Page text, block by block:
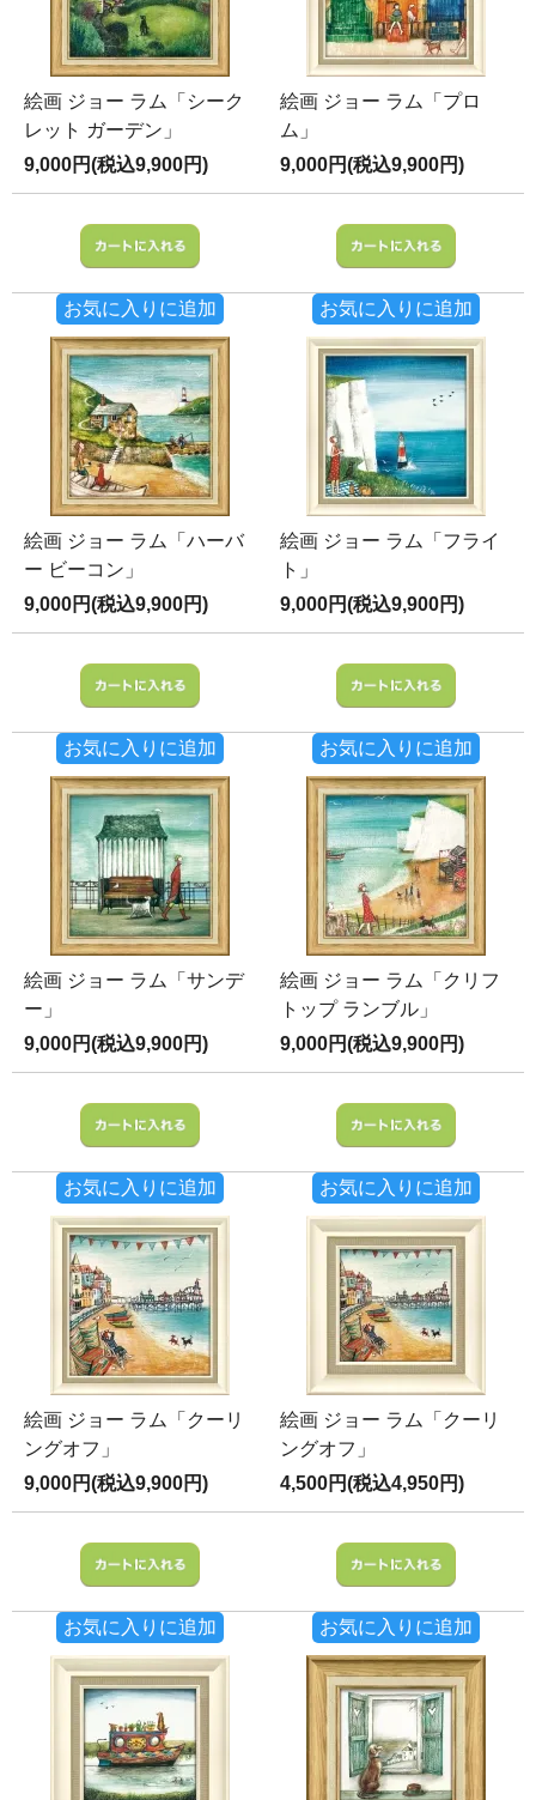
絵画 ジョー ラム「シーク
レット ガーデン」
9,000円(税込9,900円)
お気に入りに追加
絵画 ジョー ラム「プロ
ム」
9,000円(税込9,900円)
お気に入りに追加
絵画 ジョー ラム「ハーバ
ー ビーコン」
9,000円(税込9,900円)
お気に入りに追加
絵画 ジョー ラム「フライ
ト」
9,000円(税込9,900円)
お気に入りに追加
絵画 ジョー ラム「サンデ
ー」
9,000円(税込9,900円)
お気に入りに追加
絵画 ジョー ラム「クリフ
トップ ランブル」
9,000円(税込9,900円)
お気に入りに追加
絵画 ジョー ラム「クーリ
ングオフ」
9,000円(税込9,900円)
お気に入りに追加
絵画 ジョー ラム「クーリ
ングオフ」
4,500円(税込4,950円)
お気に入りに追加